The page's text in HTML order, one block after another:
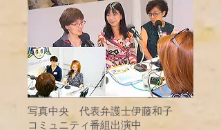
写真中央 代表弁護士伊藤和子
コミュニティ番組出演中